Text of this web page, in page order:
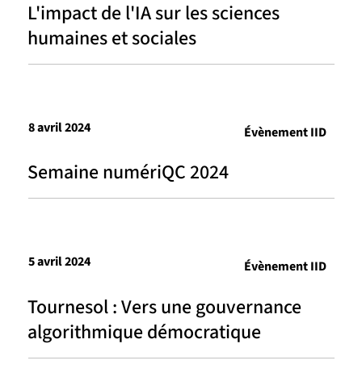
L'impact de l'IA sur les sciences
humaines et sociales
Semaine numériQC 2024
8 avril 2024 Évènement IID
Tournesol : Vers une gouvernance
algorithmique démocratique
5 avril 2024 Évènement IID